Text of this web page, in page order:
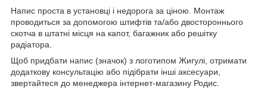
Напис проста в установці і недорога за ціною. Монтаж
проводиться за допомогою штифтів та/або двостороннього
скотча в штатні місця на капот, багажник або решітку
радіатора.
Щоб придбати напис (значок) з логотипом Жигулі, отримати
додаткову консультацію або підібрати інші аксесуари,
звертайтеся до менеджера інтернет-магазину Родис.